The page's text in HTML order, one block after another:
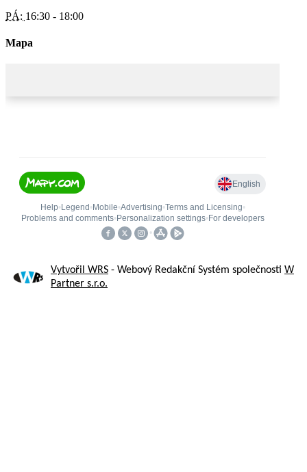
PÁ: 16:30 - 18:00
Mapa
Vytvořil WRS - Webový Redakční Systém společnosti W
Partner s.r.o.